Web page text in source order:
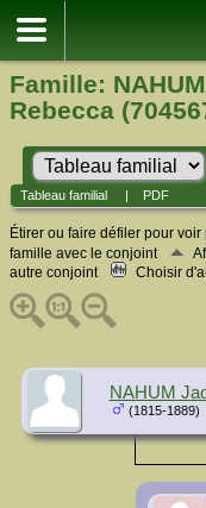
Famille:
Rebecca
Tableau familial PDF
Étirer ou faire défiler pour
famille avec le conjoint
autre conjoint
Choisir
NAHUM
(1815-1889)